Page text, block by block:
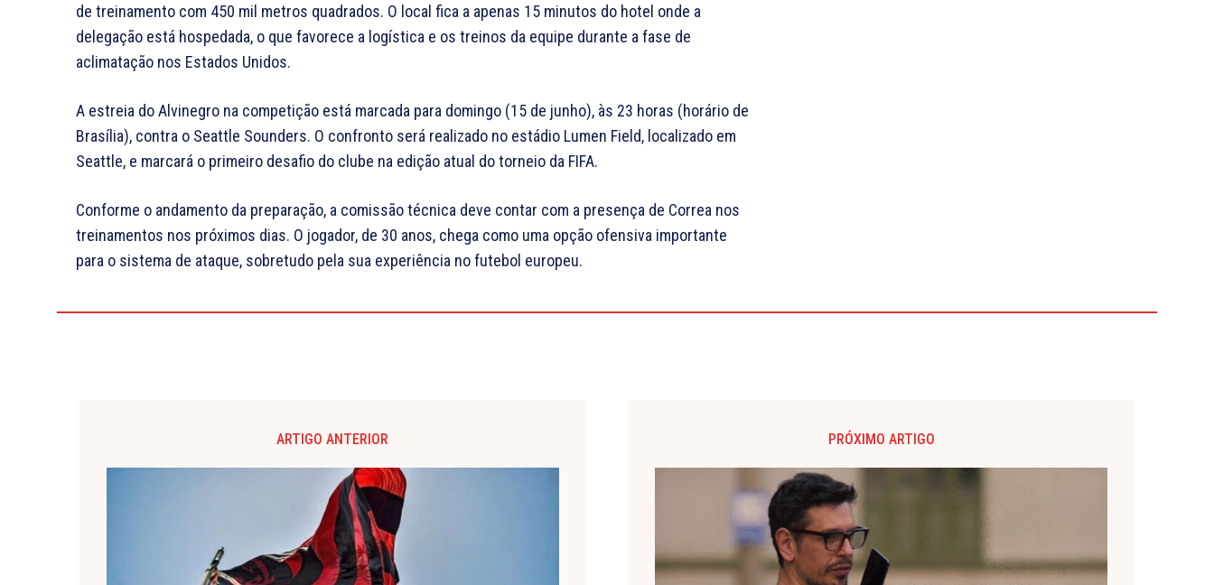
de treinamento com 450 mil metros quadrados. O local fica a apenas 15 minutos do hotel onde a
delegação está hospedada, o que favorece a logística e os treinos da equipe durante a fase de
aclimatação nos Estados Unidos.
A estreia do Alvinegro na competição está marcada para domingo (15 de junho), às 23 horas (horário de
Brasília), contra o Seattle Sounders. O confronto será realizado no estádio Lumen Field, localizado em
Seattle, e marcará o primeiro desafio do clube na edição atual do torneio da FIFA.
Conforme o andamento da preparação, a comissão técnica deve contar com a presença de Correa nos
treinamentos nos próximos dias. O jogador, de 30 anos, chega como uma opção ofensiva importante
para o sistema de ataque, sobretudo pela sua experiência no futebol europeu.
ARTIGO ANTERIOR PRÓXIMO ARTIGO